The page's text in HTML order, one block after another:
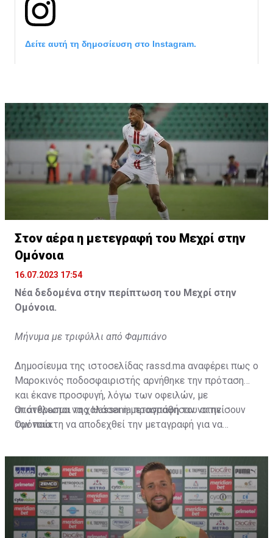
Δείτε αυτή τη δημοσίευση στο Instagram.
Στον αέρα η μετεγραφή του Μεχρί στην
Ομόνοια
16.07.2023 17:54
Νέα δεδομένα στην περίπτωση του Μεχρί στην
Ομόνοια.
Μήνυμα με τριφύλλι από Φαμπιάνο
Δημοσίευμα της ιστοσελίδας rassd.ma αναφέρει πως ο
Μαροκινός ποδοσφαιριστής αρνήθηκε την πρόταση
και έκανε προσφυγή, λόγω των οφειλών, με
αποτέλεσμα να χαλάσει η μεταγραφή του στην
Ομόνοια.
Οι άνθρωποι της Hassania προσπάθησαν να πείσουν
τον παίκτη να αποδεχθεί την μεταγραφή για να
να λύσει το συμβόλαιό του, ώστε να μετακομίσει
ελεύθερα σε οποιαδήποτε νέα ομάδα το τρέχον
καλοκαίρι.